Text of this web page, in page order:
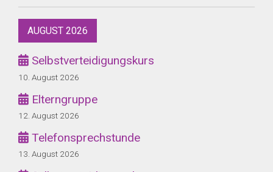
AUGUST 2026
Selbstverteidigungskurs
10. August 2026
Elterngruppe
12. August 2026
Telefonsprechstunde
13. August 2026